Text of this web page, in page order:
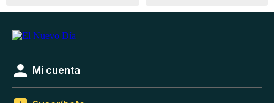
Mi cuenta